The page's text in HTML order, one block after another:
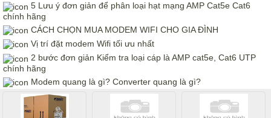
5 Lưu ý đơn giản để phân loại hạt mạng AMP Cat5e Cat6
chính hãng
CÁCH CHỌN MUA MODEM WIFI CHO GIA ĐÌNH
Vị trí đặt modem Wifi tối ưu nhất
2 bước đơn giản Kiểm tra loại cáp là AMP cat5e, Cat6 UTP
chính hãng
Modem quang là gì? Converter quang là gì?